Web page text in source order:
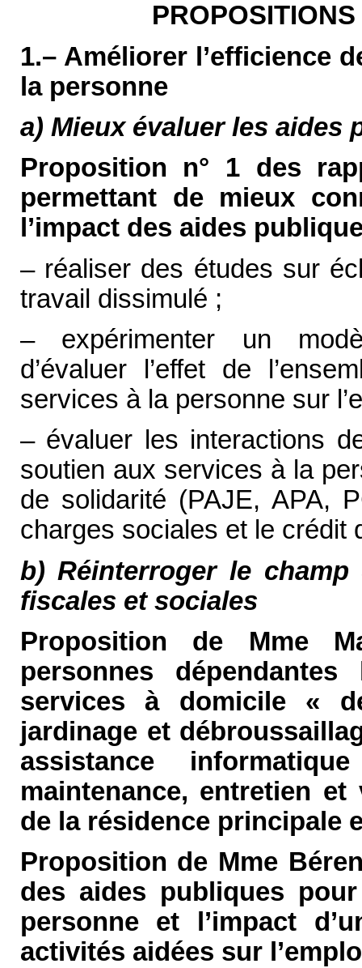
1.– Améliorer l’efficience
la personne
a) Mieux évaluer les aides
Proposition n° 1 des
permettant de mieux
l’impact des aides
– réaliser des études sur
travail dissimulé ;
– expérimenter un
d’évaluer l’effet de
services à la personne sur
– évaluer les interactions
soutien aux services à la
de solidarité (PAJE, APA,
charges sociales et le crédit
b) Réinterroger le
fiscales et sociales
Proposition de Mme
personnes
services à domicile «
jardinage et
assistance
maintenance, entretien
de la résidence principale
Proposition de Mme
des aides publiques
personne et l’impact
activités aidées sur